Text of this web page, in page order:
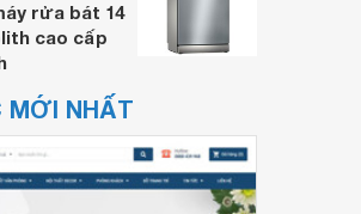
rửa bát 14
cao cấp
MỚI NHẤT